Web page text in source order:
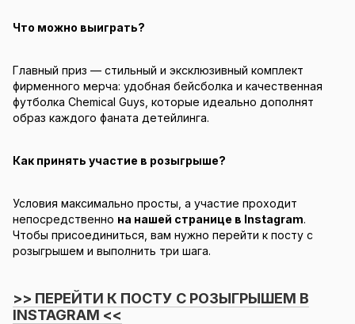
Что можно выиграть?
Главный приз — стильный и эксклюзивный комплект
фирменного мерча: удобная бейсболка и качественная
футболка Chemical Guys, которые идеально дополнят
образ каждого фаната детейлинга.
Как принять участие в розыгрыше?
Условия максимально просты, а участие проходит
непосредственно на нашей странице в Instagram.
Чтобы присоединиться, вам нужно перейти к посту с
розыгрышем и выполнить три шага.
>> ПЕРЕЙТИ К ПОСТУ С РОЗЫГРЫШЕМ В
INSTAGRAM <<